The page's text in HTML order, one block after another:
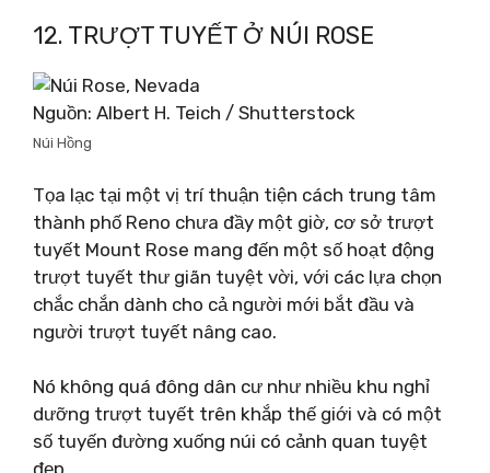
12. TRƯỢT TUYẾT Ở NÚI ROSE
Nguồn: Albert H. Teich / Shutterstock
Núi Hồng
Tọa lạc tại một vị trí thuận tiện cách trung tâm
thành phố Reno chưa đầy một giờ, cơ sở trượt
tuyết Mount Rose mang đến một số hoạt động
trượt tuyết thư giãn tuyệt vời, với các lựa chọn
chắc chắn dành cho cả người mới bắt đầu và
người trượt tuyết nâng cao.
Nó không quá đông dân cư như nhiều khu nghỉ
dưỡng trượt tuyết trên khắp thế giới và có một
số tuyến đường xuống núi có cảnh quan tuyệt
đẹp.